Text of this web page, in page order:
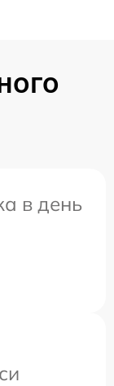
в день